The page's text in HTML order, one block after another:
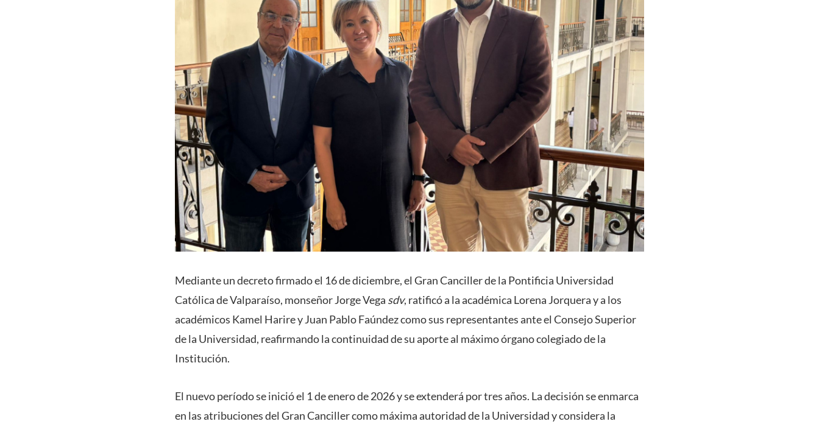
Mediante un decreto firmado el 16 de diciembre, el Gran Canciller de la Pontificia Universidad
Católica de Valparaíso, monseñor Jorge Vega sdv, ratificó a la académica Lorena Jorquera y a los
académicos Kamel Harire y Juan Pablo Faúndez como sus representantes ante el Consejo Superior
de la Universidad, reafirmando la continuidad de su aporte al máximo órgano colegiado de la
Institución.
El nuevo período se inició el 1 de enero de 2026 y se extenderá por tres años. La decisión se enmarca
en las atribuciones del Gran Canciller como máxima autoridad de la Universidad y considera la